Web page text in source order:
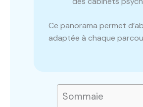
Ce panorama permet
adaptée à chaque
Sommaie